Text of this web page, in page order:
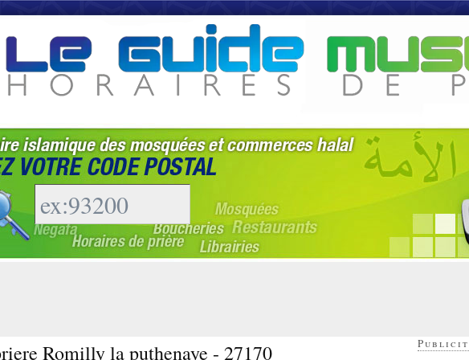
Romilly la puthenaye - 27170